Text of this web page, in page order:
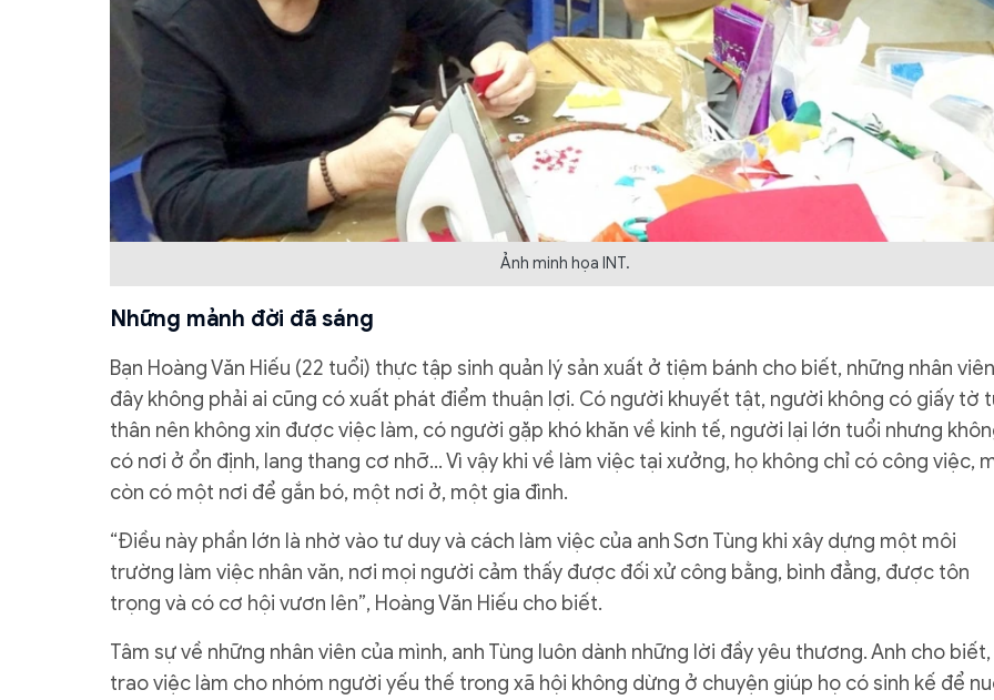
Ảnh minh họa INT.
Những mảnh đời đã sáng
Bạn Hoàng Văn Hiếu (22 tuổi) thực tập sinh quản lý sản xuất ở tiệm bánh cho biết, những nhân
đây không phải ai cũng có xuất phát điểm thuận lợi. Có người khuyết tật, người không có giấy tờ
thân nên không xin được việc làm, có người gặp khó khăn về kinh tế, người lại lớn tuổi nhưng
có nơi ở ổn định, lang thang cơ nhỡ… Vì vậy khi về làm việc tại xưởng, họ không chỉ có công việc,
còn có một nơi để gắn bó, một nơi ở, một gia đình.
“Điều này phần lớn là nhờ vào tư duy và cách làm việc của anh Sơn Tùng khi xây dựng một môi
trường làm việc nhân văn, nơi mọi người cảm thấy được đối xử công bằng, bình đẳng, được tôn
trọng và có cơ hội vươn lên”, Hoàng Văn Hiếu cho biết.
Tâm sự về những nhân viên của mình, anh Tùng luôn dành những lời đầy yêu thương. Anh cho biết,
trao việc làm cho nhóm người yếu thế trong xã hội không dừng ở chuyện giúp họ có sinh kế để